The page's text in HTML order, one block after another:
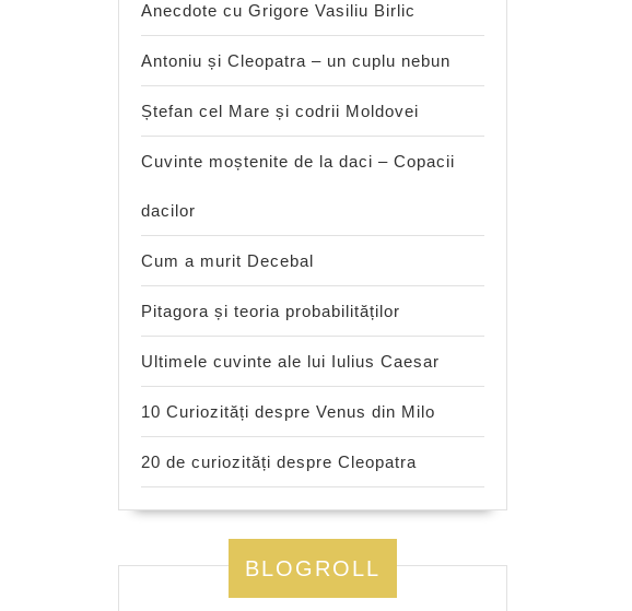
Anecdote cu Grigore Vasiliu Birlic
Antoniu și Cleopatra – un cuplu nebun
Ștefan cel Mare și codrii Moldovei
Cuvinte moștenite de la daci – Copacii
dacilor
Cum a murit Decebal
Pitagora și teoria probabilităților
Ultimele cuvinte ale lui Iulius Caesar
10 Curiozități despre Venus din Milo
20 de curiozități despre Cleopatra
BLOGROLL